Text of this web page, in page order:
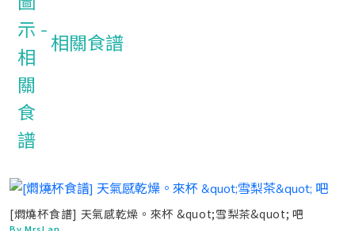
相關食譜
[燜燒杯食譜] 天氣感乾燥。來杯 &quot;雪梨茶&quot; 吧